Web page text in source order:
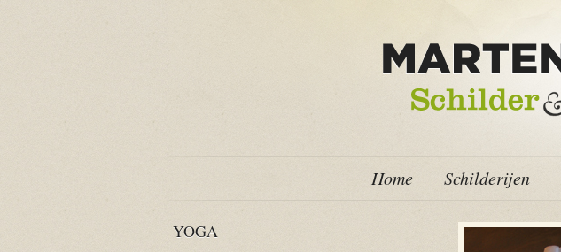
Home Schilderijen
YOGA